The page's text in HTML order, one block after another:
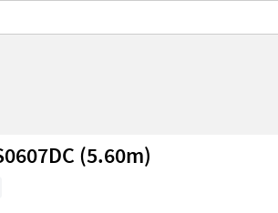
Magni ES0607DC (5.60m)